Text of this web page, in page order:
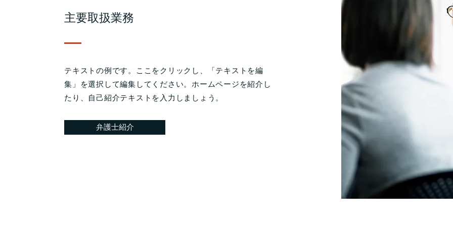
主要取扱業務
テキストの例です。ここをクリックし、「テキストを編
集」を選択して編集してください。ホームページを紹介し
たり、自己紹介テキストを入力しましょう。
弁護士紹介